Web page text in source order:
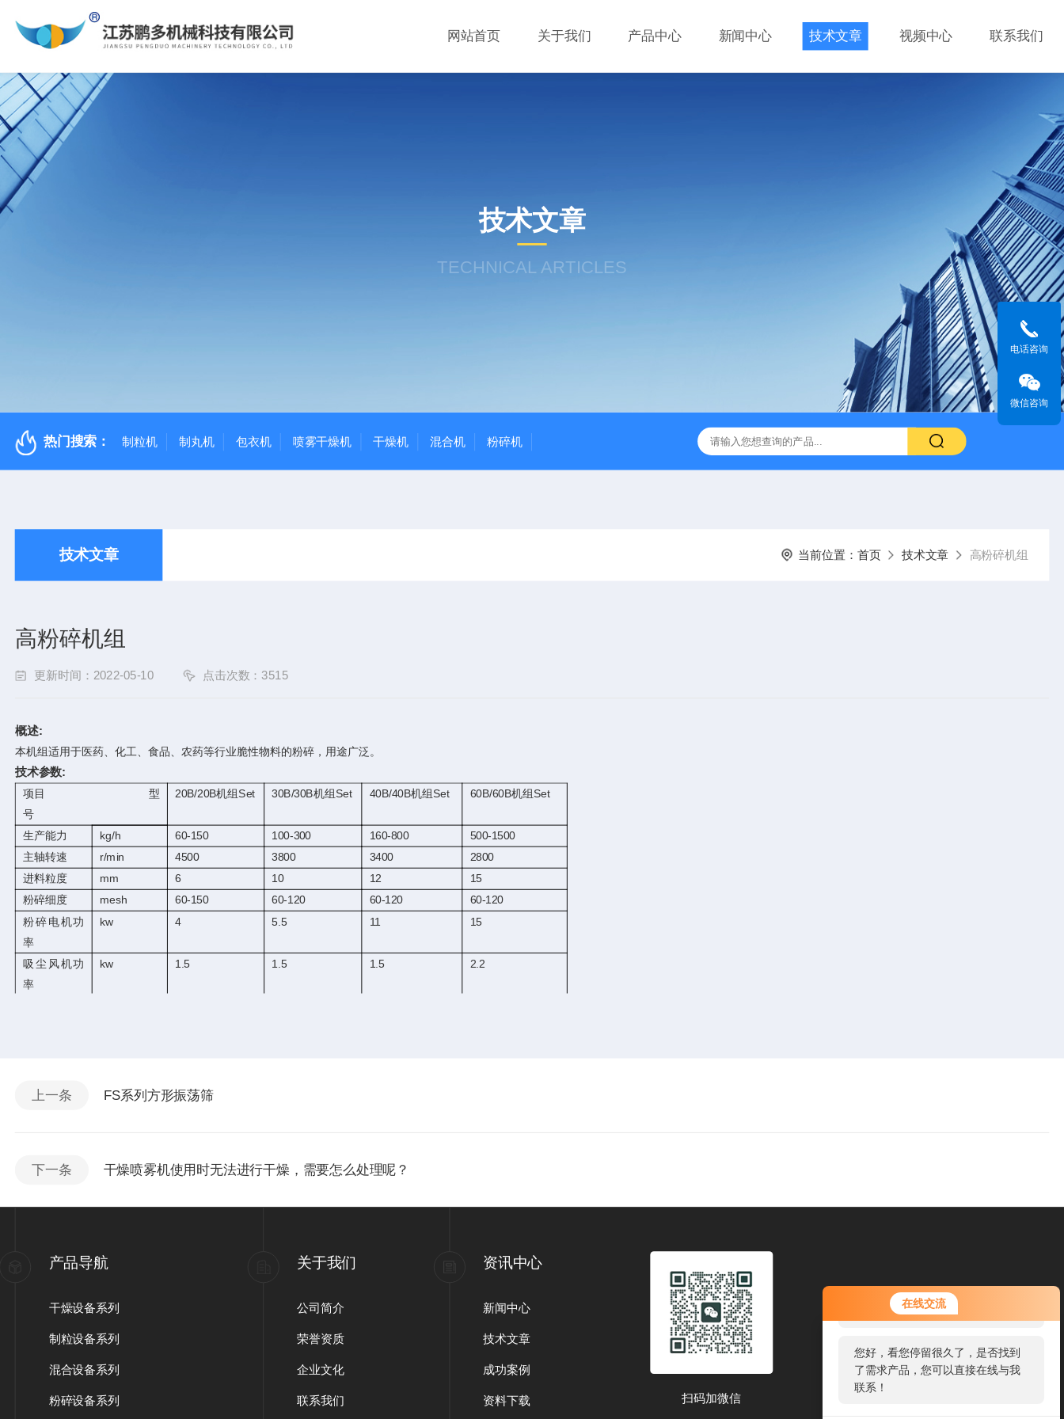
在线交流
您好！欢迎前来咨询，很高兴为您
服务，请问您要咨询什么问题呢？
您好，看您停留很久了，是否找到
了需求产品，您可以直接在线与我
联系！
网站首页 关于我们 产品中心 新闻中心 技术文章 视频中心 联系我们
技术文章
TECHNICAL ARTICLES
热门搜索： 制粒机 制丸机 包衣机 喷雾干燥机 干燥机 混合机 粉碎机
技术文章 当前位置： 首页 技术文章 高粉碎机组
高粉碎机组
更新时间：2022-05-10 点击次数：3515
概述:
本机组适用于医药、化工、食品、农药等行业脆性物料的粉碎，用途广泛。
技术参数:
项目 型
号
20B/20B机组Set 30B/30B机组Set 40B/40B机组Set 60B/60B机组Set
生产能力 kg/h 60-150 100-300 160-800 500-1500
主轴转速 r/min 4500 3800 3400
2800
进料粒度
mm 6 10 12 15
粉碎细度 mesh 60-150 60-120 60-120
60-120
粉碎电机功
率
kw 4 5.5 11 15
吸尘风机功
率
kw 1.5 1.5 1.5 2.2
上一条 FS系列方形振荡筛
下一条 干燥喷雾机使用时无法进行干燥，需要怎么处理呢？
产品导航
干燥设备系列
制粒设备系列
混合设备系列
粉碎设备系列
关于我们
公司简介
荣誉资质
企业文化
联系我们
资讯中心
新闻中心
技术文章
成功案例
资料下载 扫码加微信
电话咨询
微信咨询